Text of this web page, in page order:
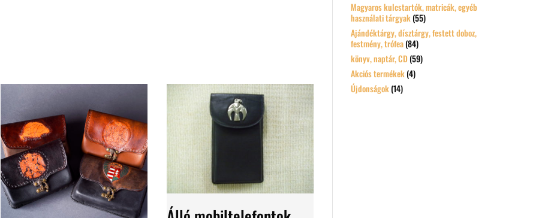
Magyaros kulcstartók, matricák, egyéb
használati tárgyak(55)
Ajándéktárgy, dísztárgy, festett doboz,
festmény, trófea(84)
könyv, naptár, CD (59)
Akciós termékek(4)
Újdonságok(14)